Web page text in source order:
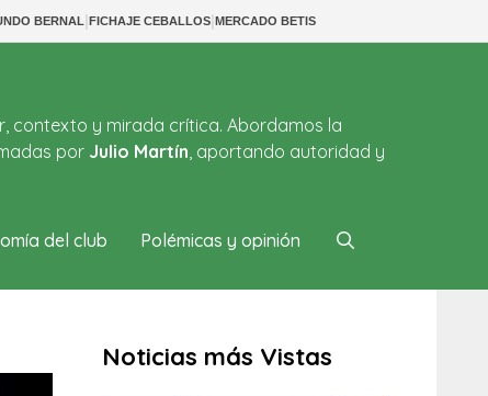
BERNAL|FICHAJE CEBALLOS|MERCADO BETIS
contexto y mirada crítica. Abordamos la
por Julio Martín, aportando autoridad y
del club Polémicas y opinión
Noticias más Vistas